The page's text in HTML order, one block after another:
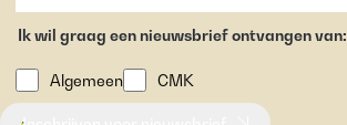
Ik wil graag een nieuwsbrief ontvangen van:
Algemeen CMK